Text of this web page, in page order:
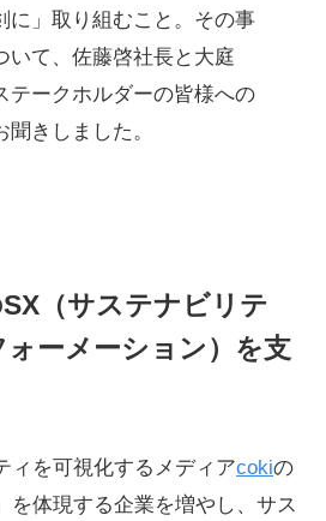
に」取り組むこと。その事
いて、佐藤啓社長と大庭
テークホルダーの皆様への
きしました。
（サステナビリテ
ーメーション）を支
ィを可視化するメディアcokiの
を体現する企業を増やし、サス